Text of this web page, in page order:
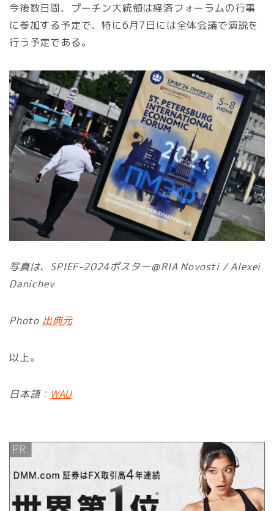
今後数日間、プーチン大統領は経済フォーラムの行事
に参加する予定で、特に6月7日には全体会議で演説を
行う予定である。
写真は、SPIEF-2024ポスター＠RIA Novosti / Alexei
Danichev
Photo 出典元
以上。
日本語： WAU